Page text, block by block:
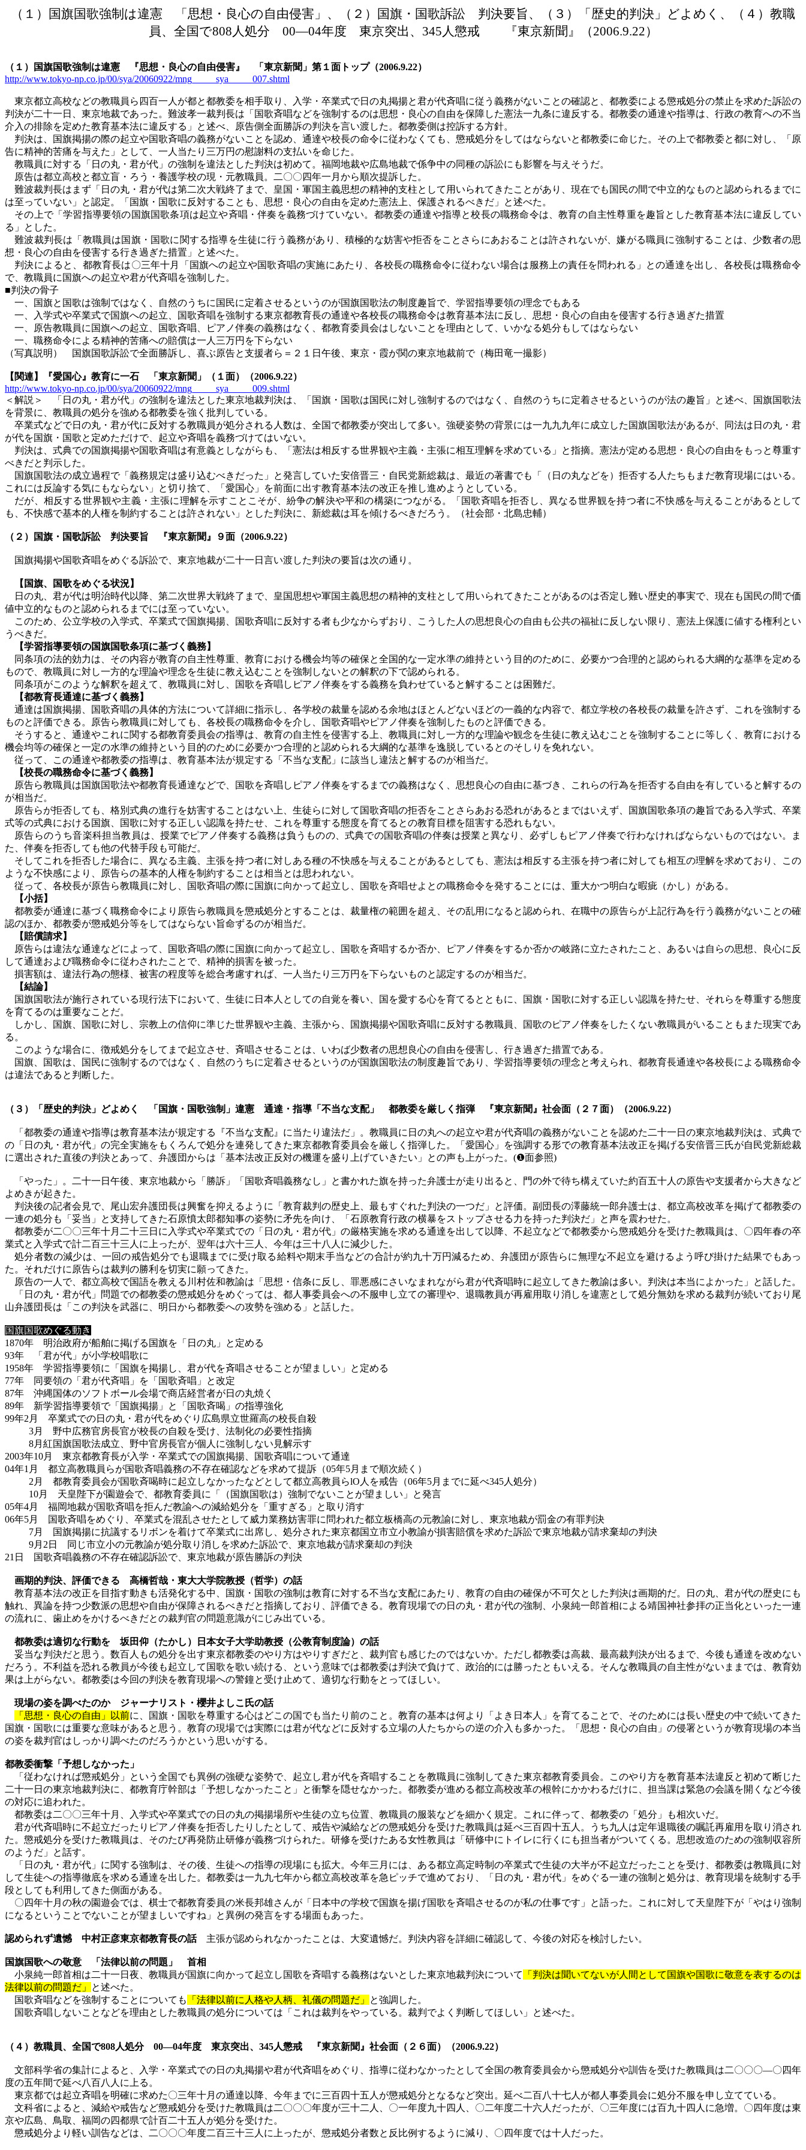
（１）国旗国歌強制は違憲 「思想・良心の自由侵害」、（２）国旗・国歌訴訟 判決要旨、（３）「歴史的判決」どよめく、（４）教職
員、全国で808人処分 00―04年度 東京突出、345人懲戒 『東京新聞』（2006.9.22）
（１）国旗国歌強制は違憲 『思想・良心の自由侵害』 「東京新聞」第１面トップ（2006.9.22）
http://www.tokyo-np.co.jp/00/sya/20060922/mng_____sya_____007.shtml
東京都立高校などの教職員ら四百一人が都と都教委を相手取り、入学・卒業式で日の丸掲揚と君が代斉唱に従う義務がないことの確認と、都教委による懲戒処分の禁止を求めた訴訟の
判決が二十一日、東京地裁であった。難波孝一裁判長は「国歌斉唱などを強制するのは思想・良心の自由を保障した憲法一九条に違反する。都教委の通達や指導は、行政の教育への不当
介入の排除を定めた教育基本法に違反する」と述べ、原告側全面勝訴の判決を言い渡した。都教委側は控訴する方針。
判決は、国旗掲揚の際の起立や国歌斉唱の義務がないことを認め、通達や校長の命令に従わなくても、懲戒処分をしてはならないと都教委に命じた。その上で都教委と都に対し、「原
告に精神的苦痛を与えた」として、一人当たり三万円の慰謝料の支払いを命じた。
教職員に対する「日の丸・君が代」の強制を違法とした判決は初めて。福岡地裁や広島地裁で係争中の同種の訴訟にも影響を与えそうだ。
原告は都立高校と都立盲・ろう・養護学校の現・元教職員。二〇〇四年一月から順次提訴した。
難波裁判長はまず「日の丸・君が代は第二次大戦終了まで、皇国・軍国主義思想の精神的支柱として用いられてきたことがあり、現在でも国民の間で中立的なものと認められるまでに
は至っていない」と認定。「国旗・国歌に反対することも、思想・良心の自由を定めた憲法上、保護されるべきだ」と述べた。
その上で「学習指導要領の国旗国歌条項は起立や斉唱・伴奏を義務づけていない。都教委の通達や指導と校長の職務命令は、教育の自主性尊重を趣旨とした教育基本法に違反してい
る」とした。
難波裁判長は「教職員は国旗・国歌に関する指導を生徒に行う義務があり、積極的な妨害や拒否をことさらにあおることは許されないが、嫌がる職員に強制することは、少数者の思
想・良心の自由を侵害する行き過ぎた措置」と述べた。
判決によると、都教育長は〇三年十月「国旗への起立や国歌斉唱の実施にあたり、各校長の職務命令に従わない場合は服務上の責任を問われる」との通達を出し、各校長は職務命令
で、教職員に国旗への起立や君が代斉唱を強制した。
■判決の骨子
一、国旗と国歌は強制ではなく、自然のうちに国民に定着させるというのが国旗国歌法の制度趣旨で、学習指導要領の理念でもある
一、入学式や卒業式で国旗への起立、国歌斉唱を強制する東京都教育長の通達や各校長の職務命令は教育基本法に反し、思想・良心の自由を侵害する行き過ぎた措置
一、原告教職員に国旗への起立、国歌斉唱、ピアノ伴奏の義務はなく、都教育委員会はしないことを理由として、いかなる処分もしてはならない
一、職務命令による精神的苦痛への賠償は一人三万円を下らない
（写真説明） 国旗国歌訴訟で全面勝訴し、喜ぶ原告と支援者ら＝２１日午後、東京・霞が関の東京地裁前で（梅田竜一撮影）
【関連】『愛国心』教育に一石 「東京新聞」（１面）（2006.9.22）
http://www.tokyo-np.co.jp/00/sya/20060922/mng_____sya_____009.shtml
＜解説＞ 「日の丸・君が代」の強制を違法とした東京地裁判決は、「国旗・国歌は国民に対し強制するのではなく、自然のうちに定着させるというのが法の趣旨」と述べ、国旗国歌法
を背景に、教職員の処分を強める都教委を強く批判している。
卒業式などで日の丸・君が代に反対する教職員が処分される人数は、全国で都教委が突出して多い。強硬姿勢の背景には一九九九年に成立した国旗国歌法があるが、同法は日の丸・君
が代を国旗・国歌と定めただけで、起立や斉唱を義務づけてはいない。
判決は、式典での国旗掲揚や国歌斉唱は有意義としながらも、「憲法は相反する世界観や主義・主張に相互理解を求めている」と指摘。憲法が定める思想・良心の自由をもっと尊重す
べきだと判示した。
国旗国歌法の成立過程で「義務規定は盛り込むべきだった」と発言していた安倍晋三・自民党新総裁は、最近の著書でも「（日の丸などを）拒否する人たちもまだ教育現場にはいる。
これには反論する気にもならない」と切り捨て、「愛国心」を前面に出す教育基本法の改正を推し進めようとしている。
だが、相反する世界観や主義・主張に理解を示すことこそが、紛争の解決や平和の構築につながる。「国歌斉唱を拒否し、異なる世界観を持つ者に不快感を与えることがあるとして
も、不快感で基本的人権を制約することは許されない」とした判決に、新総裁は耳を傾けるべきだろう。（社会部・北島忠輔）
（２）国旗・国歌訴訟 判決要旨 『東京新聞』９面（2006.9.22）
国旗掲揚や国歌斉唱をめぐる訴訟で、東京地裁が二十一日言い渡した判決の要旨は次の通り。
【国旗、国歌をめぐる状況】
日の丸、君が代は明治時代以降、第二次世界大戦終了まで、皇国思想や軍国主義思想の精神的支柱として用いられてきたことがあるのは否定し難い歴史的事実で、現在も国民の間で価
値中立的なものと認められるまでには至っていない。
このため、公立学校の入学式、卒業式で国旗掲揚、国歌斉唱に反対する者も少なからずおり、こうした人の思想良心の自由も公共の福祉に反しない限り、憲法上保護に値する権利とい
うべきだ。
【学習指導要領の国旗国歌条項に基づく義務】
同条項の法的効力は、その内容が教育の自主性尊重、教育における機会均等の確保と全国的な一定水準の維持という目的のために、必要かつ合理的と認められる大綱的な基準を定める
もので、教職員に対し一方的な理論や理念を生徒に教え込むことを強制しないとの解釈の下で認められる。
同条項がこのような解釈を超えて、教職員に対し、国歌を斉唱しピアノ伴奏をする義務を負わせていると解することは困難だ。
【都教育長通達に基づく義務】
通達は国旗掲揚、国歌斉唱の具体的方法について詳細に指示し、各学校の裁量を認める余地はほとんどないほどの一義的な内容で、都立学校の各校長の裁量を許さず、これを強制する
ものと評価できる。原告ら教職員に対しても、各校長の職務命令を介し、国歌斉唱やピアノ伴奏を強制したものと評価できる。
そうすると、通達やこれに関する都教育委員会の指導は、教育の自主性を侵害する上、教職員に対し一方的な理論や観念を生徒に教え込むことを強制することに等しく、教育における
機会均等の確保と一定の水準の維持という目的のために必要かつ合理的と認められる大綱的な基準を逸脱しているとのそしりを免れない。
従って、この通達や都教委の指導は、教育基本法が規定する「不当な支配」に該当し違法と解するのが相当だ。
【校長の職務命令に基づく義務】
原告ら教職員は国旗国歌法や都教育長通達などで、国歌を斉唱しピアノ伴奏をするまでの義務はなく、思想良心の自由に基づき、これらの行為を拒否する自由を有していると解するの
が相当だ。
原告らが拒否しても、格別式典の進行を妨害することはない上、生徒らに対して国歌斉唱の拒否をことさらあおる恐れがあるとまではいえず、国旗国歌条項の趣旨である入学式、卒業
式等の式典における国旗、国歌に対する正しい認識を持たせ、これを尊重する態度を育てるとの教育目標を阻害する恐れもない。
原告らのうち音楽科担当教員は、授業でピアノ伴奏する義務は負うものの、式典での国歌斉唱の伴奏は授業と異なり、必ずしもピアノ伴奏で行わなければならないものではない。ま
た、伴奏を拒否しても他の代替手段も可能だ。
そしてこれを拒否した場合に、異なる主義、主張を持つ者に対しある種の不快感を与えることがあるとしても、憲法は相反する主張を持つ者に対しても相互の理解を求めており、この
ような不快感により、原告らの基本的人権を制約することは相当とは思われない。
従って、各校長が原告ら教職員に対し、国歌斉唱の際に国旗に向かって起立し、国歌を斉唱せよとの職務命令を発することには、重大かつ明白な暇疵（かし）がある。
【小括】
都教委が通達に基づく職務命令により原告ら教職員を懲戒処分とすることは、裁量権の範囲を超え、その乱用になると認められ、在職中の原告らが上記行為を行う義務がないことの確
認のほか、都教委が懲戒処分等をしてはならない旨命ずるのが相当だ。
【賠償請求】
原告らは違法な通達などによって、国歌斉唱の際に国旗に向かって起立し、国歌を斉唱するか否か、ピアノ伴奏をするか否かの岐路に立たされたこと、あるいは自らの思想、良心に反
して通達および職務命令に従わされたことで、精神的損害を被った。
損害額は、違法行為の態様、被害の程度等を総合考慮すれば、一人当たり三万円を下らないものと認定するのが相当だ。
【結論】
国旗国歌法が施行されている現行法下において、生徒に日本人としての自覚を養い、国を愛する心を育てるとともに、国旗・国歌に対する正しい認識を持たせ、それらを尊重する態度
を育てるのは重要なことだ。
しかし、国旗、国歌に対し、宗教上の信仰に準じた世界観や主義、主張から、国旗掲揚や国歌斉唱に反対する教職員、国歌のピアノ伴奏をしたくない教職員がいることもまた現実であ
る。
このような場合に、徴戒処分をしてまで起立させ、斉唱させることは、いわば少数者の思想良心の自由を侵害し、行き過ぎた措置である。
国旗、国歌は、国民に強制するのではなく、自然のうちに定着させるというのが国旗国歌法の制度趣旨であり、学習指導要領の理念と考えられ、都教育長通達や各校長による職務命令
は違法であると判断した。
（３）「歴史的判決」どよめく 「国旗・国歌強制」違憲 通達・指導「不当な支配」 都教委を厳しく指弾 『東京新聞』社会面（２７面）（2006.9.22）
「都教委の通達や指導は教育基本法が規定する『不当な支配』に当たり違法だ」。教職員に日の丸への起立や君が代斉唱の義務がないことを認めた二十一日の東京地裁判決は、式典で
の「日の丸・君が代」の完全実施をもくろんで処分を連発してきた東京都教育委員会を厳しく指弾した。「愛国心」を強調する形での教育基本法改正を掲げる安倍晋三氏が自民党新総裁
に選出された直後の判決とあって、弁護団からは「基本法改正反対の機運を盛り上げていきたい」との声も上がった。 (❶面参照)
「やった」。二十一日午後、東京地裁から「勝訴」「国歌斉唱義務なし」と書かれた旗を持った弁護士が走り出ると、門の外で待ち構えていた約百五十人の原告や支援者から大きなど
よめきが起きた。
判決後の記者会見で、尾山宏弁護団長は興奮を抑えるように「教育裁判の歴史上、最もすぐれた判決の一つだ」と評価。副団長の澤藤統一郎弁護士は、都立高校改革を掲げて都教委の
一連の処分も「妥当」と支持してきた石原憤太郎都知事の姿勢に矛先を向け、「石原教育行政の横暴をストップさせる力を持った判決だ」と声を震わせた。
都教委が二〇〇三年十月二十三日に入学式や卒業式での「日の丸・君が代」の厳格実施を求める通達を出して以降、不起立などで都教委から懲戒処分を受けた教職員は、〇四年春の卒
業式と入学式で計二百三十三人に上ったが、翌年は六十三人、今年は三十八人に減少した。
処分者数の減少は、一回の戒告処分でも退職までに受け取る給料や期末手当などの合計が約九十万円減るため、弁護団が原告らに無理な不起立を避けるよう呼び掛けた結果でもあっ
た。それだけに原告らは裁判の勝利を切実に願ってきた。
原告の一人で、都立高校で国語を教える川村佐和教諭は「思想・信条に反し、罪悪感にさいなまれながら君が代斉唱時に起立してきた教諭は多い。判決は本当によかった」と話した。
「日の丸・君が代」問題での都教委の懲戒処分をめぐっては、都人事委員会への不服申し立ての審理や、退職教員が再雇用取り消しを違憲として処分無効を求める裁判が続いており尾
山弁護団長は「この判決を武器に、明日から都教委への攻勢を強める」と話した。
国旗国歌めぐる動き
1870年 明治政府が船舶に掲げる国旗を「日の丸」と定める
93年 「君が代」が小学校唱歌に
1958年 学習指導要領に「国旗を掲揚し、君が代を斉唱させることが望ましい」と定める
77年 同要領の「君が代斉唱」を「国歌斉唱」と改定
87年 沖縄国体のソフトボール会場で商店経営者が日の丸焼く
89年 新学習指導要領で「国旗掲揚」と「国歌斉喝」の指導強化
99年2月 卒業式での日の丸・君が代をめぐり広島県立世羅高の校長自殺
3月 野中広務官房長官が校長の自殺を受け、法制化の必要性指摘
8月紅国旗国歌法成立、野中官房長官が個人に強制しない見解示す
2003年10月 東京都教育長が入学・卒業式での国旗掲揚、国歌斉唱について通達
04年1月 都立高教職員らが国歌斉唱義務の不存在確認などを求めて提訴（05年5月まで順次続く）
2月 都教育委員会が国歌斉喝時に起立しなかったなどとして都立高教員らlO 人を戒告（06年5月までに延べ345人処分）
10月 天皇陛下が園遊会で、都教育委員に「（国旗国歌は）強制でないことが望ましい」と発言
05年4月 福岡地裁が国歌斉唱を拒んだ教諭への減給処分を「重すぎる」と取り消す
06年5月 国歌斉唱をめぐり、卒業式を混乱させたとして威力業務妨害罪に問われた都立板橋高の元教諭に対し、東京地裁が罰金の有罪判決
7月 国旗掲揚に抗議するリボンを着けて卒業式に出席し、処分された東京都国立市立小教諭が損害賠償を求めた訴訟で東京地裁が請求棄却の判決
9月2日 同じ市立小の元教諭が処分取り消しを求めた訴訟で、東京地裁が請求棄却の判決
21日 国歌斉唱義務の不存在確認訴訟で、東京地裁が原告勝訴の判決
画期的判決、評価できる 高橋哲哉・東大大学院教授（哲学）の話
教育基本法の改正を目指す動きも活発化する中、国旗・国歌の強制は教育に対する不当な支配にあたり、教育の自由の確保が不可欠とした判決は画期的だ。日の丸、君が代の歴史にも
触れ、異論を持つ少数派の思想や自由が保障されるべきだと指摘しており、評価できる。教育現場での日の丸・君が代の強制、小泉純一郎首相による靖国神社参拝の正当化といった一連
の流れに、歯止めをかけるべきだとの裁判官の問題意識がにじみ出ている。
都教委は適切な行動を 坂田仰（たかし）日本女子大学助教授（公教育制度論）の話
妥当な判決だと思う。数百人もの処分を出す東京都教委のやり方はやりすぎだと、裁判官も感じたのではないか。ただし都教委は高裁、最高裁判決が出るまで、今後も通達を改めない
だろう。不利益を恐れる教員が今後も起立して国歌を歌い続ける、という意味では都教委は判決で負けて、政治的には勝ったともいえる。そんな教職員の自主性がないままでは、教育効
果は上がらない。都教委は今回の判決を教育現場への警鐘と受け止めて、適切な行動をとってほしい。
現場の姿を調べたのか ジャーナリスト・櫻井よしこ氏の話
「思想・良心の自由」以前に、国旗・国歌を尊重する心はどこの国でも当たり前のこと。教育の基本は何より「よき日本人」を育てることで、そのためには長い歴史の中で続いてきた
国旗・国歌には重要な意味があると思う。教育の現場では実際には君が代などに反対する立場の人たちからの逆の介入も多かった。「思想・良心の自由」の侵署というが教育現場の本当
の姿を裁判官はしっかり調べたのだろうかという思いがする。
都教委衝撃「予想しなかった」
「従わなければ懲戒処分」という全国でも異例の強硬な姿勢で、起立し君が代を斉唱することを教職員に強制してきた東京都教育委員会。このやり方を教育基本法違反と初めて断じた
二十一日の東京地裁判決に、都教育庁幹部は「予想しなかったこと」と衝撃を隠せなかった。都教委が進める都立高校改革の根幹にかかわるだけに、担当課は緊急の会議を開くなど今後
の対応に追われた。
都教委は二〇〇三年十月、入学式や卒業式での日の丸の掲揚場所や生徒の立ち位置、教職員の服装などを細かく規定。これに伴って、都教委の「処分」も相次いだ。
君が代斉唱時に不起立だったりピアノ伴奏を拒否したりしたとして、戒告や減給などの懲戒処分を受けた教職員は延べ三百四十五人。うち九人は定年退職後の嘱託再雇用を取り消され
た。懲戒処分を受けた教職員は、そのたび再発防止研修が義務づけられた。研修を受けたある女性教員は「研修中にトイレに行くにも担当者がついてくる。思想改造のための強制収容所
のようだ」と話す。
「日の丸・君が代」に関する強制は、その後、生徒への指導の現場にも拡大。今年三月には、ある都立高定時制の卒業式で生徒の大半が不起立だったことを受け、都教委は教職員に対
して生徒への指導徹底を求める通達を出した。都教委は一九九七年から都立高校改革を急ピッチで進めており、「日の丸・君が代」をめぐる一連の強制と処分は、教育現場を統制する手
段としても利用してきた側面がある。
〇四年十月の秋の園遊会では、棋士で都教育委員の米長邦雄さんが「日本中の学校で国旗を揚げ国歌を斉唱させるのが私の仕事です」と語った。これに対して天皇陛下が「やはり強制
になるということでないことが望ましいですね」と異例の発言をする場面もあった。
認められず遺憾 中村正彦東京都教育長の話主張が認められなかったことは、大変遺憾だ。判決内容を詳細に確認して、今後の対応を検討したい。
国旗国歌への敬意 「法律以前の問題」 首相
小泉純一郎首相は二十一日夜、教職員が国旗に向かって起立し国歌を斉唱する義務はないとした東京地裁判決について
「判決は聞いてないが人間として国旗や国歌に敬意を表するのは
法律以前の問題だ」
と述べた。
国歌斉唱などを強制することについても
「法律以前に人格や人柄、礼儀の問題だ」
と強調した。
国歌斉唱しないことなどを理由とした教職員の処分については「これは裁判をやっている。裁判でよく判断してほしい」と述べた。
（４）教職員、全国で808人処分 00―04年度 東京突出、345人懲戒 『東京新聞』社会面（２６面）（2006.9.22）
文部科学省の集計によると、入学・卒業式での日の丸掲揚や君が代斉唱をめぐり、指導に従わなかったとして全国の教育委員会から懲戒処分や訓告を受けた教職員は二〇〇〇―〇四年
度の五年間で延べ八百八人に上る。
東京都では起立斉唱を明確に求めた〇三年十月の通達以降、今年までに三百四十五人が懲戒処分となるなど突出。延べ二百八十七人が都人事委員会に処分不服を申し立てている。
文科省によると、減給や戒告など懲戒処分を受けた教職員は二〇〇〇年度が三十二人、〇一年度九十四人、〇二年度二十六人だったが、〇三年度には百九十四人に急増。〇四年度は東
京や広島、鳥取、福岡の四都県で計百二十五人が処分を受けた。
懲戒処分より軽い訓告などは、二〇〇〇年度二百三十三人に上ったが、懲戒処分者数と反比例するように減り、〇四年度では十人だった。